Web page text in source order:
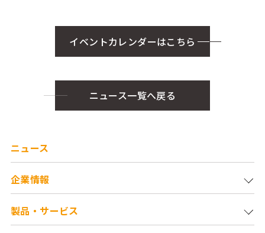
イベントカレンダーはこちら
ニュース一覧へ戻る
ニュース
企業情報
製品・サービス